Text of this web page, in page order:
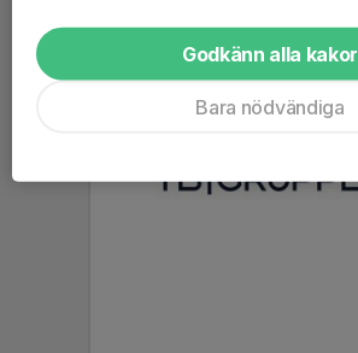
Godkänn alla kakor
Bara nödvändiga